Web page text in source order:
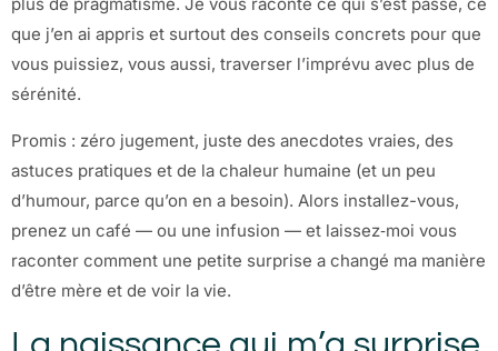
que j’en ai appris et surtout des conseils concrets pour que
vous puissiez, vous aussi, traverser l’imprévu avec plus de
sérénité.
Promis : zéro jugement, juste des anecdotes vraies, des
astuces pratiques et de la chaleur humaine (et un peu
d’humour, parce qu’on en a besoin). Alors installez-vous,
prenez un café — ou une infusion — et laissez‑moi vous
raconter comment une petite surprise a changé ma manière
d’être mère et de voir la vie.